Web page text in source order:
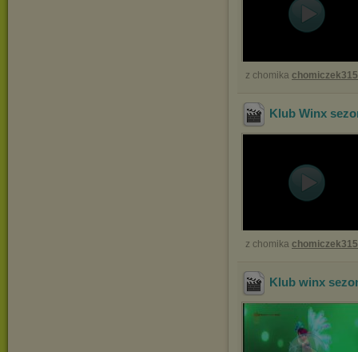
z chomika
Klub Winx
z chomika
Klub winx